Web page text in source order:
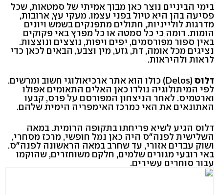
בימי הביניים נוצר כאן מבוך אמיתי של סמטאות, שכל
פסיעה בהן היא טיול בפני עצמו. מעקי עץ, ארובות,
מדרגות לולייניות, חתולים מתפנקים בשמש ויונים
הומות. דומה כי כל סמטה או כל מפרץ באי פקוקים
באין ספור מפורסמים, יפים ויפות, נוצצים ונוצצות.
נציגים מכל אומה, דת, גזע, מין וצבע, הבאים לכאן כדי
לראות ולהיראות.
דלוס
(Delos) כולו הוא אתר ארכיאולוגי חשוב ומרשים.
לפי המיתולוגיה נולדו כאן האלים התאומים אפולו
וארטמיס. לאחר הניצחון המפורסם על פרס, קבעו
האתונאים את האי כמרכז האימפריה הימית שלהם.
דלוס הגיע לשיא פריחתו בתקופה הרומית. במאה
השלישית לפנה"ס היה כאן נמל חופשי, מרכז מסחרי,
ושוק עבדים אזורי, עד שחרב במאה הראשונה לפנה"ס.
באי רובעי מגורים שלמים, חלקם משוחזרים, שהוקמו
עבור סוחרים עשירים.